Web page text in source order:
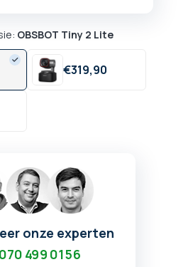
OBSBOT Tiny 2 Lite
€319,90
onze experten
070 499 01 56